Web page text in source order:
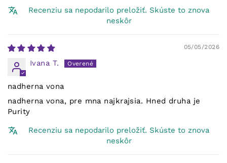
Recenziu sa nepodarilo preložiť. Skúste to znova
neskôr
05/05/2026
Ivana T.
nadherna vona
nadherna vona, pre mna najkrajsia. Hned druha je
Purity
Recenziu sa nepodarilo preložiť. Skúste to znova
neskôr